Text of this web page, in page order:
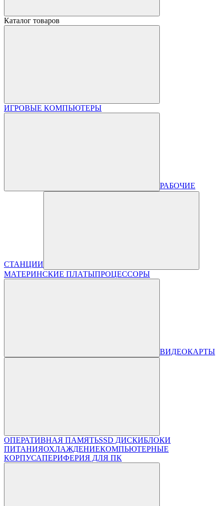
Каталог товаров
ИГРОВЫЕ КОМПЬЮТЕРЫ
РАБОЧИЕ
СТАНЦИИ
МАТЕРИНСКИЕ ПЛАТЫПРОЦЕССОРЫ
ВИДЕОКАРТЫ
ОПЕРАТИВНАЯ ПАМЯТЬSSD ДИСКИБЛОКИ
ПИТАНИЯОХЛАЖДЕНИЕКОМПЬЮТЕРНЫЕ
КОРПУСАПЕРИФЕРИЯ ДЛЯ ПК